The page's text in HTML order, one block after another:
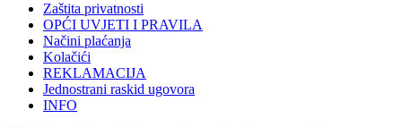
Zaštita privatnosti
OPĆI UVJETI I PRAVILA
Načini plaćanja
Kolačići
REKLAMACIJA
Jednostrani raskid ugovora
INFO